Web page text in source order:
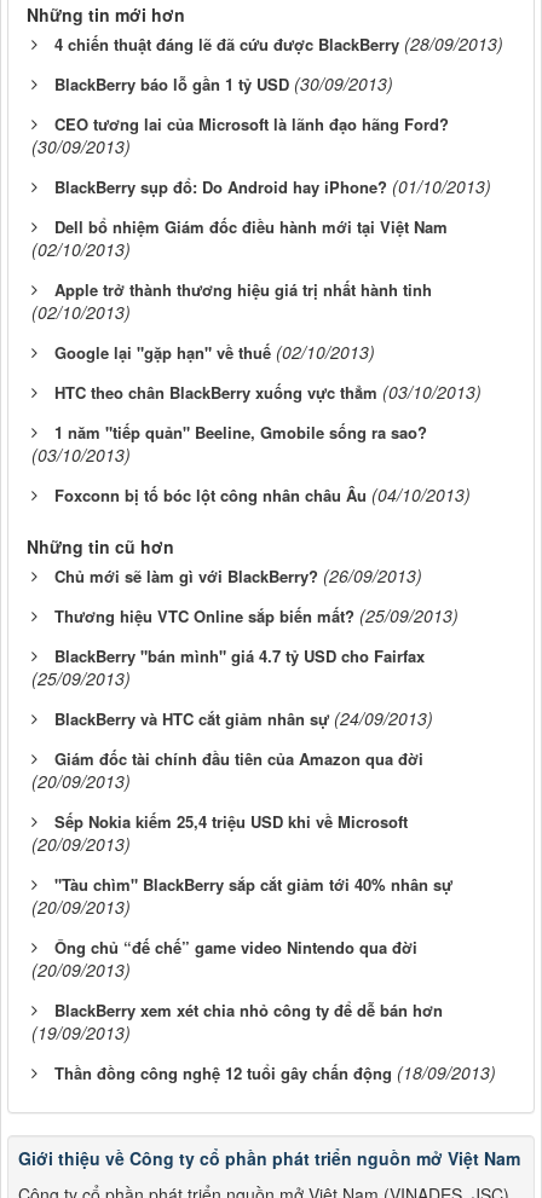
Những tin mới hơn
4 chiến thuật đáng lẽ đã cứu được BlackBerry (28/09/2013)
BlackBerry báo lỗ gần 1 tỷ USD (30/09/2013)
CEO tương lai của Microsoft là lãnh đạo hãng Ford?
(30/09/2013)
BlackBerry sụp đổ: Do Android hay iPhone? (01/10/2013)
Dell bổ nhiệm Giám đốc điều hành mới tại Việt Nam
(02/10/2013)
Apple trở thành thương hiệu giá trị nhất hành tinh
(02/10/2013)
Google lại "gặp hạn" về thuế (02/10/2013)
HTC theo chân BlackBerry xuống vực thẳm (03/10/2013)
1 năm "tiếp quản" Beeline, Gmobile sống ra sao?
(03/10/2013)
Foxconn bị tố bóc lột công nhân châu Âu (04/10/2013)
Những tin cũ hơn
Chủ mới sẽ làm gì với BlackBerry? (26/09/2013)
Thương hiệu VTC Online sắp biến mất? (25/09/2013)
BlackBerry "bán mình" giá 4.7 tỷ USD cho Fairfax
(25/09/2013)
BlackBerry và HTC cắt giảm nhân sự (24/09/2013)
Giám đốc tài chính đầu tiên của Amazon qua đời
(20/09/2013)
Sếp Nokia kiếm 25,4 triệu USD khi về Microsoft
(20/09/2013)
"Tàu chìm" BlackBerry sắp cắt giảm tới 40% nhân sự
(20/09/2013)
Ông chủ “đế chế” game video Nintendo qua đời
(20/09/2013)
BlackBerry xem xét chia nhỏ công ty để dễ bán hơn
(19/09/2013)
Thần đồng công nghệ 12 tuổi gây chấn động (18/09/2013)
Giới thiệu về Công ty cổ phần phát triển nguồn mở Việt Nam